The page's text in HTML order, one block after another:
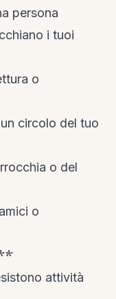
persona
i tuoi
o
circolo del tuo
o del
o
attività